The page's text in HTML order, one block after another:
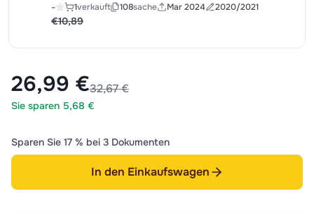
und Sozialprozesse
- 1verkauft 108sache Mar 2024 2020/2021
€10,89
26,99 €32,67 €
Sie sparen 5,68 €
Sparen Sie 17 % bei 3 Dokumenten
In den Einkaufswagen